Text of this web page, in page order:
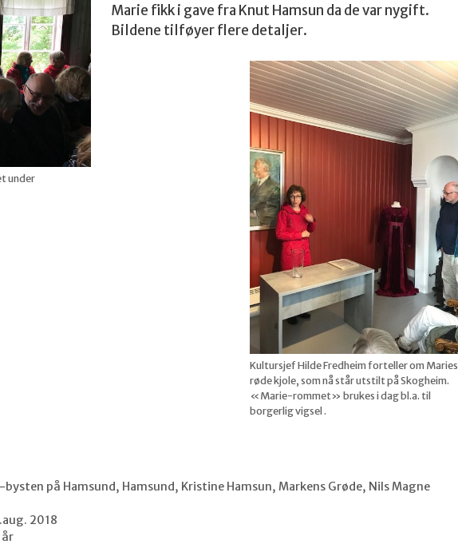
under
Marie fikk i gave fra Knut Hamsun da de var nygift.
Bildene tilføyer flere detaljer.
Kultursjef Hilde Fredheim forteller om Maries
røde kjole, som nå står utstilt på Skogheim.
«Marie-rommet» brukes i dag bl.a. til
borgerlig vigsel .
bysten på Hamsund, Hamsund, Kristine Hamsun,Markens Grøde, Nils Magne
2018
år